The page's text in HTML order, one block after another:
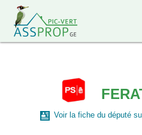
Voir la fiche du député